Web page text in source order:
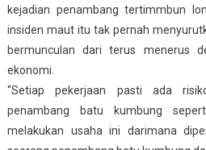
kejadian penambang tertimmbun
insiden maut itu tak pernah
bermunculan dari terus menerus
ekonomi.
“Setiap pekerjaan pasti ada
penambang batu kumbung
melakukan usaha ini darimana